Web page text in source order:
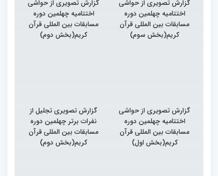
گزارش تصویری از حواشی
اختتامیه چهلمین دوره
مسابقات بین المللی قرآن
کریم(بخش سوم)
گزارش تصویری از حواشی
اختتامیه چهلمین دوره
مسابقات بین المللی قرآن
کریم(بخش دوم)
گزارش تصویری از حواشی
اختتامیه چهلمین دوره
مسابقات بین المللی قرآن
کریم(بخش اول)
گزارش تصویری تجلیل از
نفرات برتر چهلمین دوره
مسابقات بین المللی قرآن
کریم(بخش دوم)